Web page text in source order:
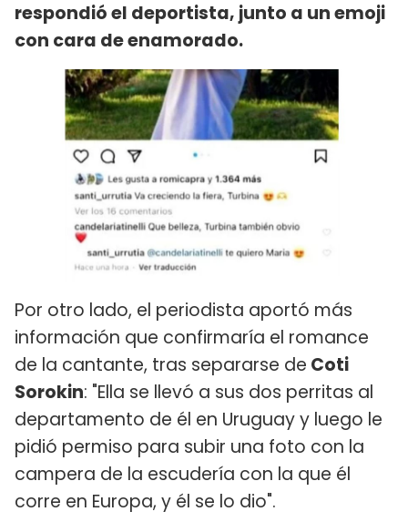
respondió el deportista, junto a un emoji
con cara de enamorado.
Por otro lado, el periodista aportó más
información que confirmaría el romance
de la cantante, tras separarse de Coti
Sorokin: "Ella se llevó a sus dos perritas al
departamento de él en Uruguay y luego le
pidió permiso para subir una foto con la
campera de la escudería con la que él
corre en Europa, y él se lo dio".